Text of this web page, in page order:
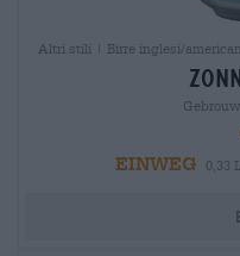
Altri stili | Birre inglesi/
EINWEG
0,33